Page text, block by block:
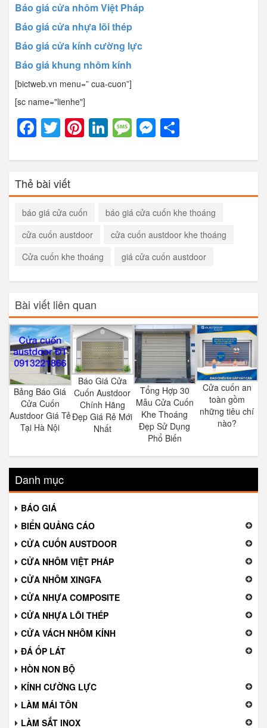
Báo giá cửa nhôm Việt Pháp
Báo giá cửa nhựa lõi thép
Báo giá cửa kính cường lực
Báo giá khung nhôm kính
[bictweb.vn menu=” cua-cuon”]
[sc name="lienhe"]
Facebook
Twitter
Pinterest
LinkedIn
Message
Messenger
Thẻ bài viết
báo giá cửa cuốn
báo giá cửa cuốn khe thoáng
cửa cuốn austdoor
cửa cuốn austdoor khe thoáng
Cửa cuốn khe thoáng
giá cửa cuốn austdoor
Bài viết liên quan
Bảng Báo Giá
Cửa Cuốn
Austdoor Giá Tẻ
Tại Hà Nội
Báo Giá Cửa
Cuốn Austdoor
Chính Hãng
Đẹp Giá Rẻ Mới
Nhất
Tổng Hợp 30
Mẫu Cửa Cuốn
Khe Thoáng
Đẹp Sử Dụng
Phổ Biến
Cửa cuốn an
toàn gồm
những tiêu chí
nào?
Danh mục
BÁO GIÁ
BIỂN QUẢNG CÁO
CỬA CUỐN AUSTDOOR
CỬA NHÔM VIỆT PHÁP
CỬA NHÔM XINGFA
CỬA NHỰA COMPOSITE
CỬA NHỰA LÕI THÉP
CỬA VÁCH NHÔM KÍNH
ĐÁ ỐP LÁT
HÒN NON BỘ
KÍNH CƯỜNG LỰC
LÀM MÁI TÔN
LÀM SẮT INOX